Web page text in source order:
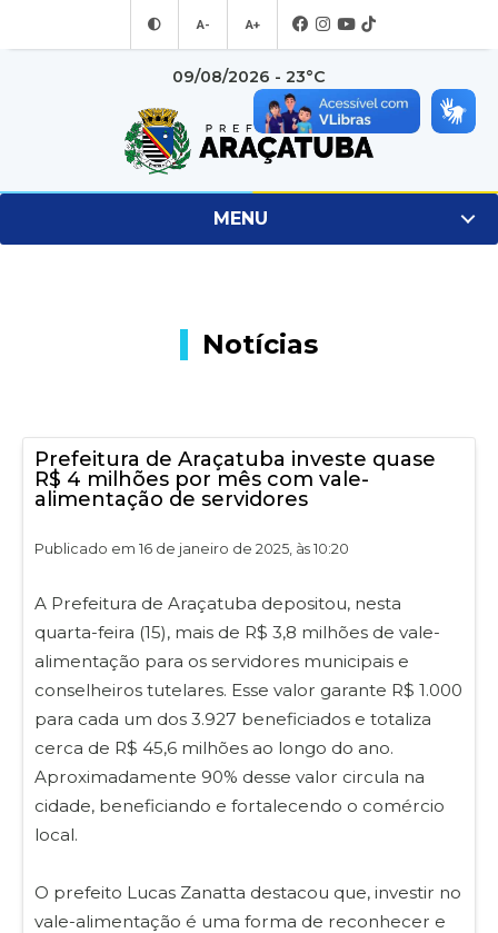
A- A+
09/08/2026 - 23°C
MENU
Notícias
Prefeitura de Araçatuba investe quase
R$ 4 milhões por mês com vale-
alimentação de servidores
Publicado em 16 de janeiro de 2025, às 10:20
A Prefeitura de Araçatuba depositou, nesta
quarta-feira (15), mais de R$ 3,8 milhões de vale-
alimentação para os servidores municipais e
conselheiros tutelares. Esse valor garante R$ 1.000
para cada um dos 3.927 beneficiados e totaliza
cerca de R$ 45,6 milhões ao longo do ano.
Aproximadamente 90% desse valor circula na
cidade, beneficiando e fortalecendo o comércio
local.
O prefeito Lucas Zanatta destacou que, investir no
vale-alimentação é uma forma de reconhecer e